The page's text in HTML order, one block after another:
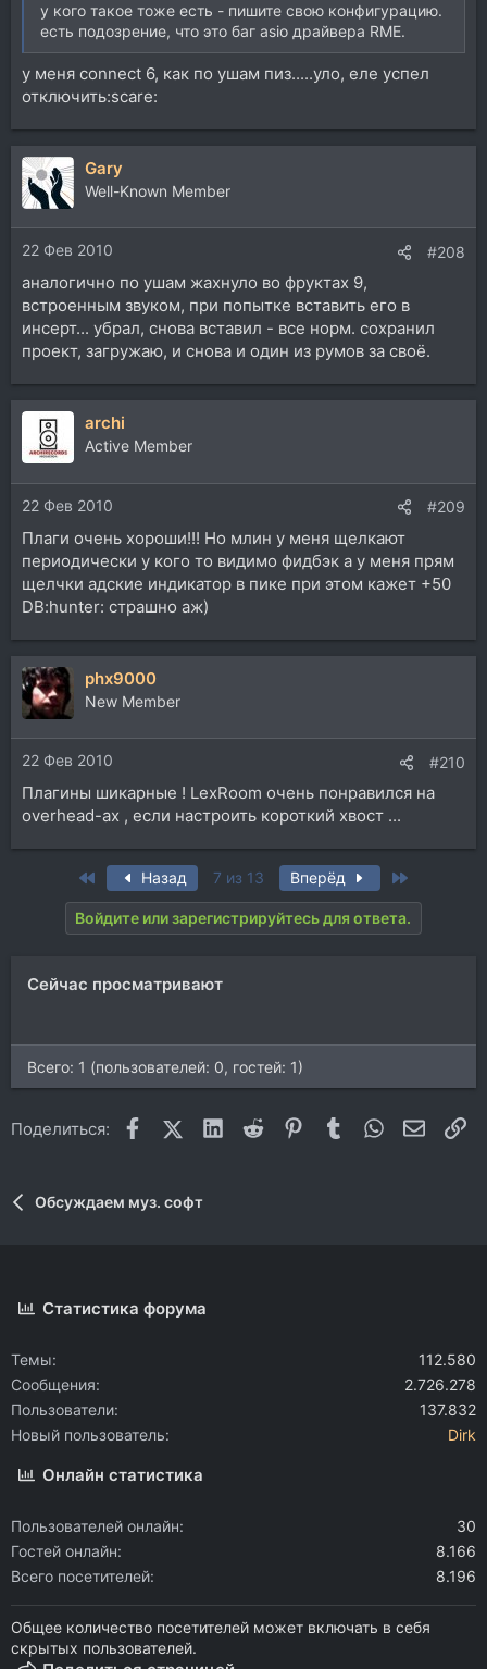
у кого такое тоже есть - пишите свою конфигурацию.
есть подозрение, что это баг asio драйвера RME.
у меня connect 6, как по ушам пиз.....уло, еле успел
отключить:scare:
Gary
Well-Known Member
22 Фев 2010 #208
аналогично по ушам жахнуло во фруктах 9,
встроенным звуком, при попытке вставить его в
инсерт... убрал, снова вставил - все норм. сохранил
проект, загружаю, и снова и один из румов за своё.
archi
Active Member
22 Фев 2010 #209
Плаги очень хороши!!! Но млин у меня щелкают
периодически у кого то видимо фидбэк а у меня прям
щелчки адские индикатор в пике при этом кажет +50
DB:hunter: страшно аж)
phx9000
New Member
22 Фев 2010 #210
Плагины шикарные ! LexRoom очень понравился на
overhead-ах , если настроить короткий хвост ...
First Назад 7 из 13 Вперёд
Войдите или зарегистрируйтесь для ответа.
Сейчас просматривают
Всего: 1 (пользователей: 0, гостей: 1)
Поделиться: FacebookX (Twitter)
LinkedIn
Reddit Pinterest
Tumblr WhatsApp
Обсуждаем муз. софт
Статистика форума
Темы
112.580
Сообщения
2.726.278
Пользователи
137.832
Новый пользователь
Dirk
Онлайн статистика
Пользователей онлайн
30
Гостей онлайн
8.166
Всего посетителей
8.196
Общее количество посетителей может включать в себя
скрытых пользователей.